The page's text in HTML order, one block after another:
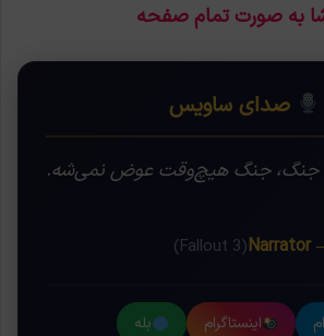
به صورت تمام صفحه
صدای ساویس
جنگ، جنگ هیچ‌وقت عوض نمی‌شه.
—
(Fallout 3)
اینستاگرام
بله